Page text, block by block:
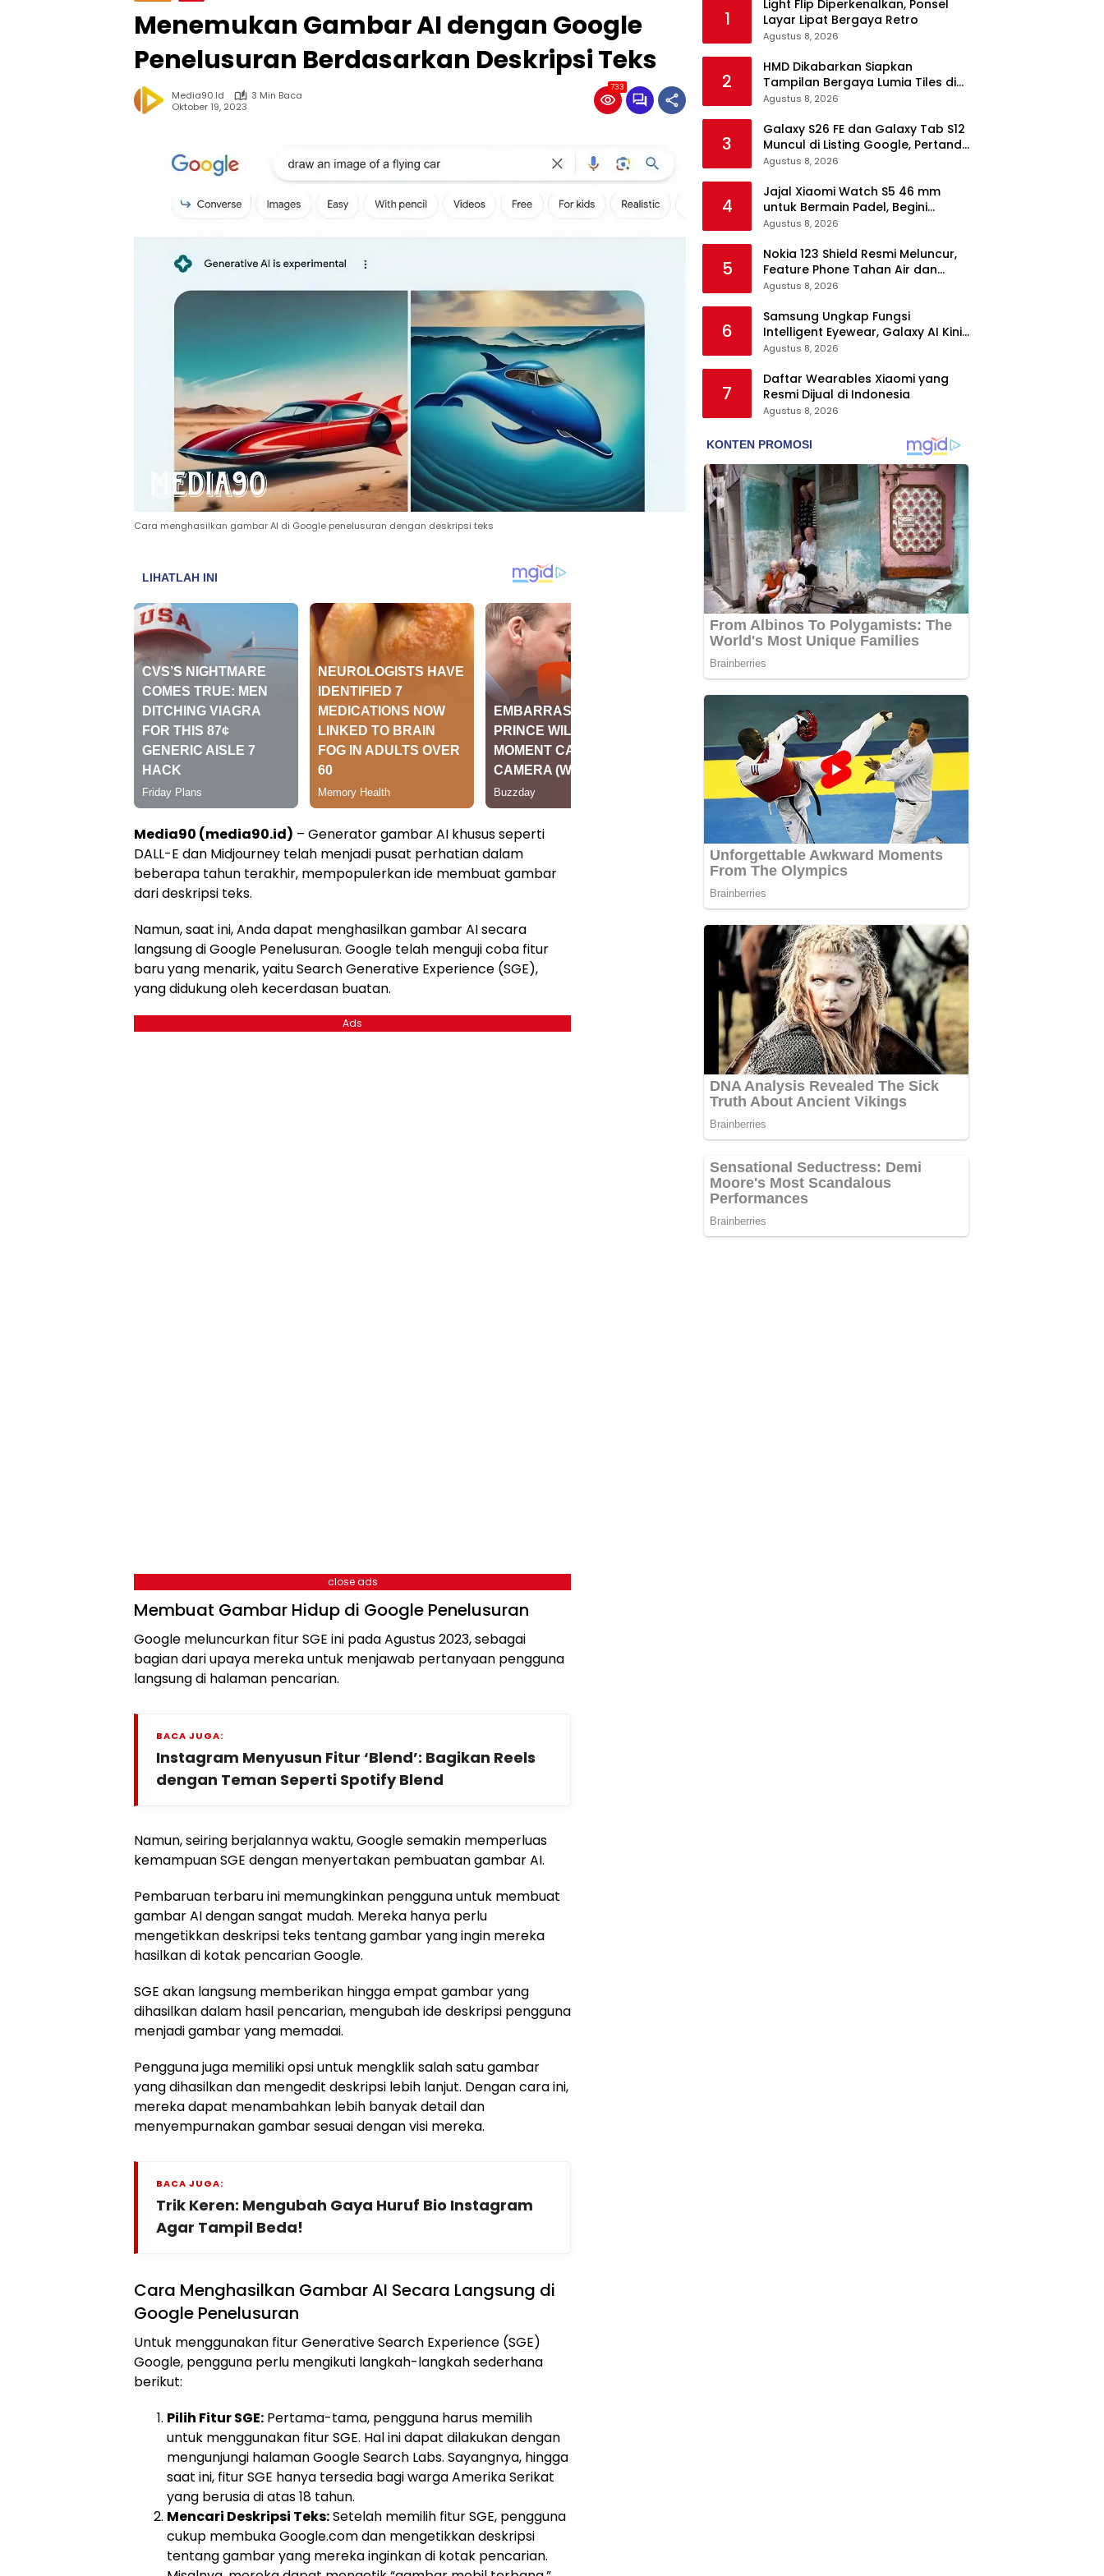
Menemukan Gambar AI dengan Google
Penelusuran Berdasarkan Deskripsi Teks
Media90.id
3 Min Baca
Oktober 19, 2023
733
Cara menghasilkan gambar AI di Google penelusuran dengan deskripsi teks
Media90 (media90.id) – Generator gambar AI khusus seperti
DALL-E dan Midjourney telah menjadi pusat perhatian dalam
beberapa tahun terakhir, mempopulerkan ide membuat gambar
dari deskripsi teks.
Namun, saat ini, Anda dapat menghasilkan gambar AI secara
langsung di Google Penelusuran. Google telah menguji coba fitur
baru yang menarik, yaitu Search Generative Experience (SGE),
yang didukung oleh kecerdasan buatan.
Ads
close ads
Membuat Gambar Hidup di Google Penelusuran
Google meluncurkan fitur SGE ini pada Agustus 2023, sebagai
bagian dari upaya mereka untuk menjawab pertanyaan pengguna
langsung di halaman pencarian.
BACA JUGA:
Instagram Menyusun Fitur ‘Blend’: Bagikan Reels
dengan Teman Seperti Spotify Blend
Namun, seiring berjalannya waktu, Google semakin memperluas
kemampuan SGE dengan menyertakan pembuatan gambar AI.
Pembaruan terbaru ini memungkinkan pengguna untuk membuat
gambar AI dengan sangat mudah. Mereka hanya perlu
mengetikkan deskripsi teks tentang gambar yang ingin mereka
hasilkan di kotak pencarian Google.
SGE akan langsung memberikan hingga empat gambar yang
dihasilkan dalam hasil pencarian, mengubah ide deskripsi pengguna
menjadi gambar yang memadai.
Pengguna juga memiliki opsi untuk mengklik salah satu gambar
yang dihasilkan dan mengedit deskripsi lebih lanjut. Dengan cara ini,
mereka dapat menambahkan lebih banyak detail dan
menyempurnakan gambar sesuai dengan visi mereka.
BACA JUGA:
Trik Keren: Mengubah Gaya Huruf Bio Instagram
Agar Tampil Beda!
Cara Menghasilkan Gambar AI Secara Langsung di
Google Penelusuran
Untuk menggunakan fitur Generative Search Experience (SGE)
Google, pengguna perlu mengikuti langkah-langkah sederhana
berikut:
Pilih Fitur SGE: Pertama-tama, pengguna harus memilih
untuk menggunakan fitur SGE. Hal ini dapat dilakukan dengan
mengunjungi halaman Google Search Labs. Sayangnya, hingga
saat ini, fitur SGE hanya tersedia bagi warga Amerika Serikat
yang berusia di atas 18 tahun.
Mencari Deskripsi Teks:Setelah memilih fitur SGE, pengguna
cukup membuka Google.com dan mengetikkan deskripsi
tentang gambar yang mereka inginkan di kotak pencarian.
1
Light Flip Diperkenalkan, Ponsel
Layar Lipat Bergaya Retro
Agustus 8, 2026
2
HMD Dikabarkan Siapkan
Tampilan Bergaya Lumia Tiles di
Ponsel Android
Agustus 8, 2026
3
Galaxy S26 FE dan Galaxy Tab S12
Muncul di Listing Google, Pertanda
Segera Rilis?
Agustus 8, 2026
4
Jajal Xiaomi Watch S5 46 mm
untuk Bermain Padel, Begini
Kemampuannya
Agustus 8, 2026
5
Nokia 123 Shield Resmi Meluncur,
Feature Phone Tahan Air dan
Debu
Agustus 8, 2026
6
Samsung Ungkap Fungsi
Intelligent Eyewear, Galaxy AI Kini
Bisa Diakses Tanpa Layar
Agustus 8, 2026
7
Daftar Wearables Xiaomi yang
Resmi Dijual di Indonesia
Agustus 8, 2026